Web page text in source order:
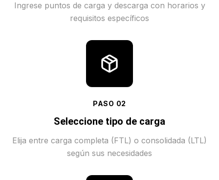
Ingrese puntos de carga y descarga con horarios y
requisitos específicos
PASO 02
Seleccione tipo de carga
Elija entre carga completa (FTL) o consolidada (LTL)
según sus necesidades